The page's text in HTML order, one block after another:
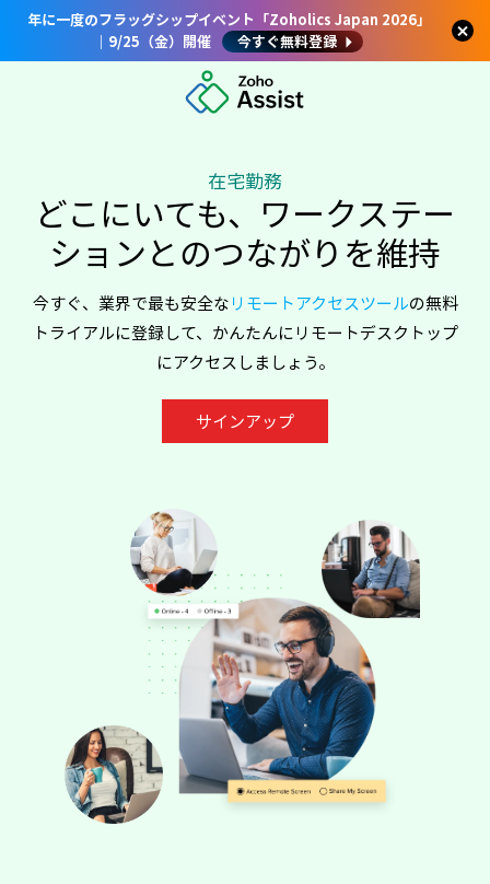
年に一度のフラッグシップイベント「Zoholics Japan 2026」
｜9/25（金）開催
今すぐ無料登録
在宅勤務
どこにいても、ワークステー
ションとのつながりを維持
今すぐ、業界で最も安全なリモートアクセスツールの無料
トライアルに登録して、かんたんにリモートデスクトップ
にアクセスしましょう。
サインアップ